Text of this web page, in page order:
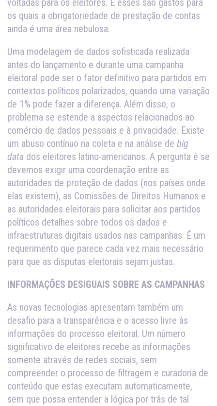
voltadas para os eleitores. E esses são gastos para
os quais a obrigatoriedade de prestação de contas
ainda é uma área nebulosa.
Uma modelagem de dados sofisticada realizada
antes do lançamento e durante uma campanha
eleitoral pode ser o fator definitivo para partidos em
contextos políticos polarizados, quando uma variação
de 1% pode fazer a diferença. Além disso, o
problema se estende a aspectos relacionados ao
comércio de dados pessoais e à privacidade. Existe
um abuso contínuo na coleta e na análise de big
data dos eleitores latino-americanos. A pergunta é se
devemos exigir uma coordenação entre as
autoridades de proteção de dados (nos países onde
elas existem), as Comissões de Direitos Humanos e
as autoridades eleitorais para solicitar aos partidos
políticos detalhes sobre todos os dados e
infraestruturas digitais usados nas campanhas. É um
requerimento que parece cada vez mais necessário
para que as disputas eleitorais sejam justas.
INFORMAÇÕES DESIGUAIS SOBRE AS CAMPANHAS
As novas tecnologias apresentam também um
desafio para a transparência e o acesso livre às
informações do processo eleitoral. Um número
significativo de eleitores recebe as informações
somente através de redes sociais, sem
compreender o processo de filtragem e curadoria de
conteúdo que estas executam automaticamente,
sem que possa entender a lógica por trás de tal